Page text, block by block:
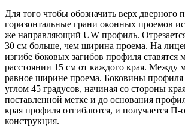
Для того чтобы обозначить верх дверного
горизонтальные грани оконных проемов
же направляющий UW профиль.
30 см больше, чем ширина проема. На
изгибе боковых загибов профиля ставятся
расстоянии 15 см от каждого края. Между
равное ширине проема. Боковины профиля
углом 45 градусов, начиная со стороны
поставленной метке и до основания
края профиля отгибаются, и получается П-
конструкция.